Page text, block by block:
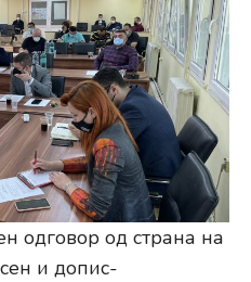
одговор од страна на
и допис-